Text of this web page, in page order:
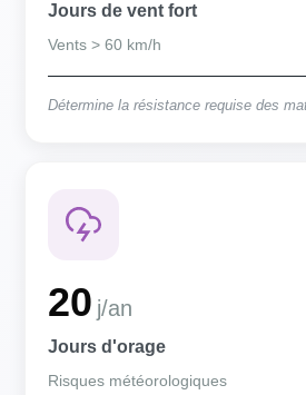
Jours de vent fort
Vents > 60 km/h
Détermine la résistance requise des
20 j/an
Jours d'orage
Risques météorologiques